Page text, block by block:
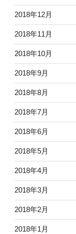
2018年12月
2018年11月
2018年10月
2018年9月
2018年8月
2018年7月
2018年6月
2018年5月
2018年4月
2018年3月
2018年2月
2018年1月